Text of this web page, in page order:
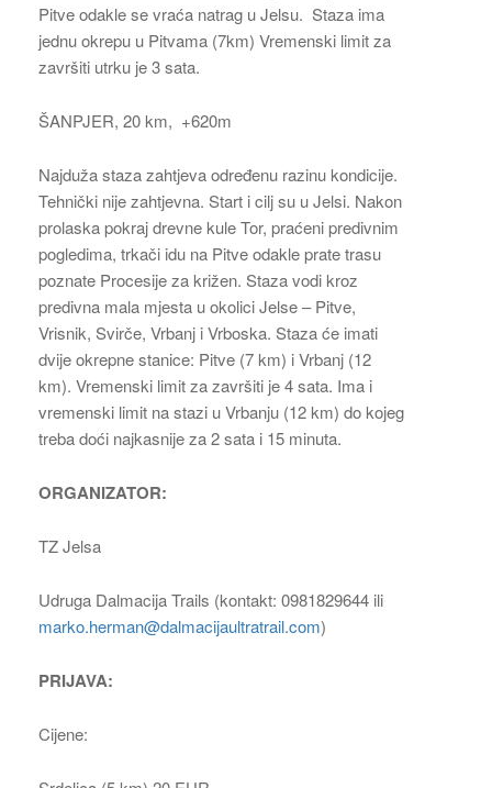
Pitve odakle se vraća natrag u Jelsu. Staza ima
jednu okrepu u Pitvama (7km) Vremenski limit za
završiti utrku je 3 sata.
ŠANPJER, 20 km, +620m
Najduža staza zahtjeva određenu razinu kondicije.
Tehnički nije zahtjevna. Start i cilj su u Jelsi. Nakon
prolaska pokraj drevne kule Tor, praćeni predivnim
pogledima, trkači idu na Pitve odakle prate trasu
poznate Procesije za križen. Staza vodi kroz
predivna mala mjesta u okolici Jelse – Pitve,
Vrisnik, Svirče, Vrbanj i Vrboska. Staza će imati
dvije okrepne stanice: Pitve (7 km) i Vrbanj (12
km). Vremenski limit za završiti je 4 sata. Ima i
vremenski limit na stazi u Vrbanju (12 km) do kojeg
treba doći najkasnije za 2 sata i 15 minuta.
ORGANIZATOR:
TZ Jelsa
Udruga Dalmacija Trails (kontakt: 0981829644 ili
marko.herman@dalmacijaultratrail.com)
PRIJAVA:
Cijene: